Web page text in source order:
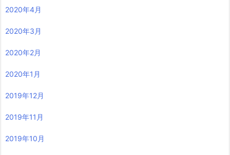
2020年4月
2020年3月
2020年2月
2020年1月
2019年12月
2019年11月
2019年10月